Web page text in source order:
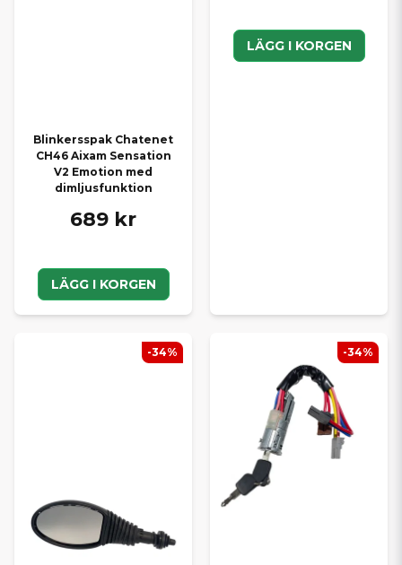
Blinkersspak Chatenet
CH46 Aixam Sensation
V2 Emotion med
dimljusfunktion
689 kr
LÄGG I KORGEN
LÄGG I KORGEN
-34% -34%